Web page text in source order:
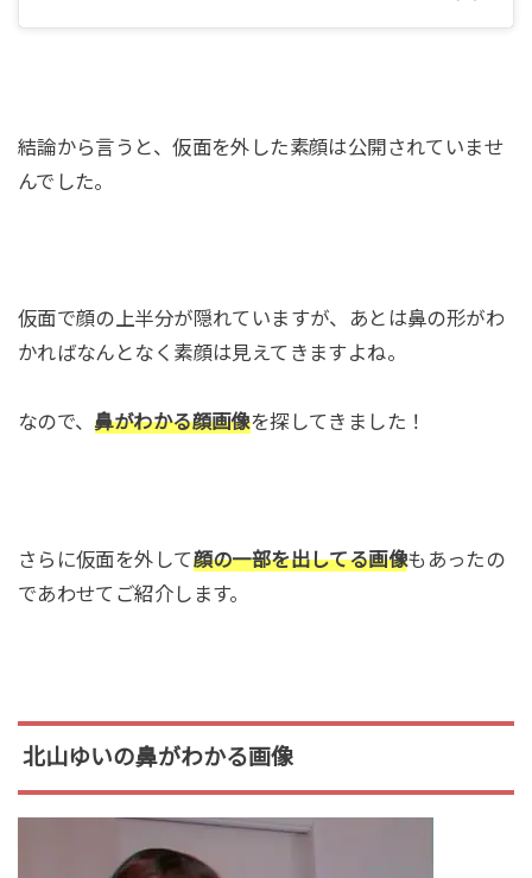
結論から言うと、仮面を外した素顔は公開されていませ
んでした。
仮面で顔の上半分が隠れていますが、あとは鼻の形がわ
かればなんとなく素顔は見えてきますよね。
なので、 鼻がわかる顔画像を探してきました！
さらに仮面を外して顔の一部を出してる画像もあったの
であわせてご紹介します。
北山ゆいの鼻がわかる画像